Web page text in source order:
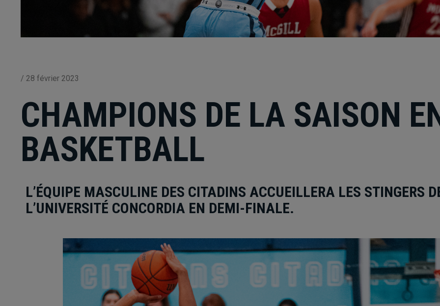
/ 28 février 2023
CHAMPIONS DE LA SAISON
BASKETBALL
L’ÉQUIPE MASCULINE DES CITADINS ACCUEILLERA LES STINGERS
L’UNIVERSITÉ CONCORDIA EN DEMI-FINALE.